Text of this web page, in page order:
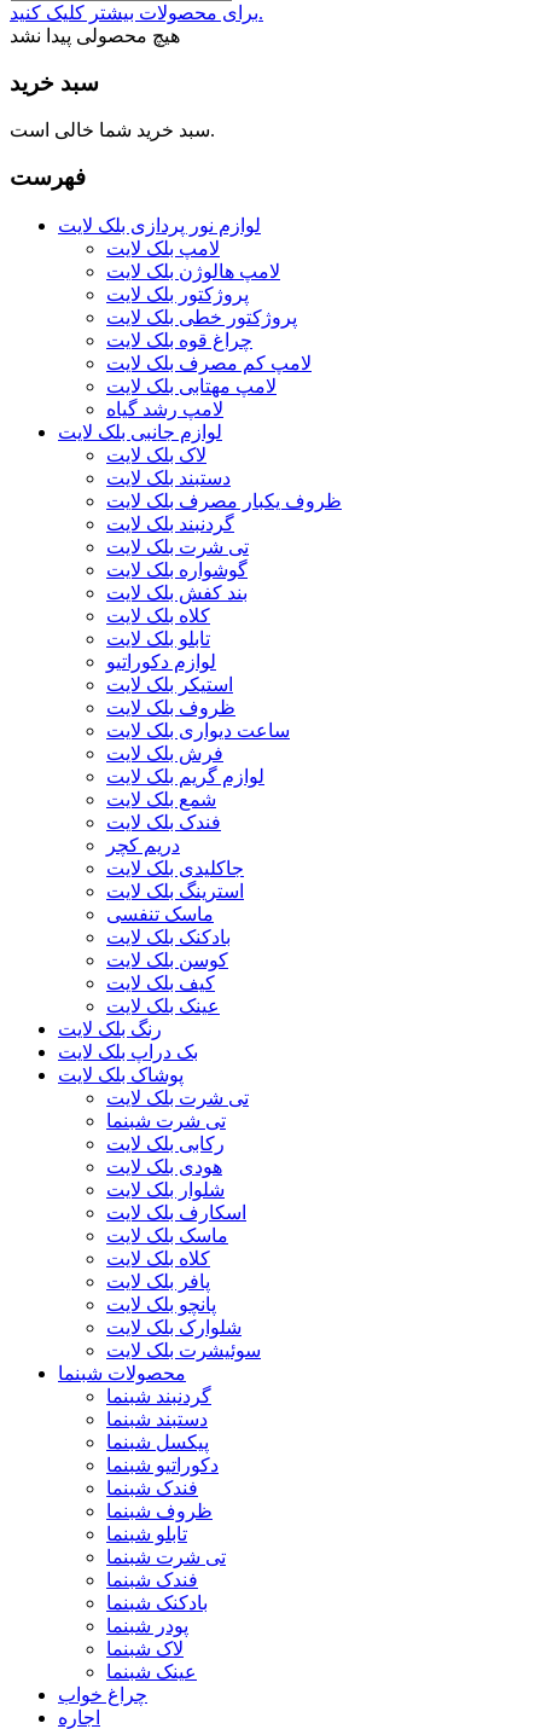
برای محصولات بیشتر کلیک کنید.
هیچ محصولی پیدا نشد
سبد خرید
سبد خرید شما خالی است.
فهرست
لوازم نور پردازی بلک لایت
لامپ بلک لایت
لامپ هالوژن بلک لایت
پروژکتور بلک لایت
پروژکتور خطی بلک لایت
چراغ قوه بلک لایت
لامپ کم مصرف بلک لایت
لامپ مهتابی بلک لایت
لامپ رشد گیاه
لوازم جانبی بلک لایت
لاک بلک لایت
دستبند بلک لایت
ظروف یکبار مصرف بلک لایت
گردنبند بلک لایت
تی شرت بلک لایت
گوشواره بلک لایت
بند کفش بلک لایت
کلاه بلک لایت
تابلو بلک لایت
لوازم دکوراتیو
استیکر بلک لایت
ظروف بلک لایت
ساعت دیواری بلک لایت
فرش بلک لایت
لوازم گریم بلک لایت
شمع بلک لایت
فندک بلک لایت
دریم کچر
جاکلیدی بلک لایت
استرینگ بلک لایت
ماسک تنفسی
بادکنک بلک لایت
کوسن بلک لایت
کیف بلک لایت
عینک بلک لایت
رنگ بلک لایت
بک دراپ بلک لایت
پوشاک بلک لایت
تی شرت بلک لایت
تی شرت شبنما
رکابی بلک لایت
هودی بلک لایت
شلوار بلک لایت
اسکارف بلک لایت
ماسک بلک لایت
کلاه بلک لایت
پافر بلک لایت
پانچو بلک لایت
شلوارک بلک لایت
سوئیشرت بلک لایت
محصولات شبنما
گردنبند شبنما
دستبند شبنما
پیکسل شبنما
دکوراتیو شبنما
فندک شبنما
ظروف شبنما
تابلو شبنما
تی شرت شبنما
فندک شبنما
بادکنک شبنما
پودر شبنما
لاک شبنما
عینک شبنما
چراغ خواب
اجاره